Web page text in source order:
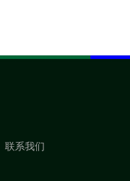
联系我们